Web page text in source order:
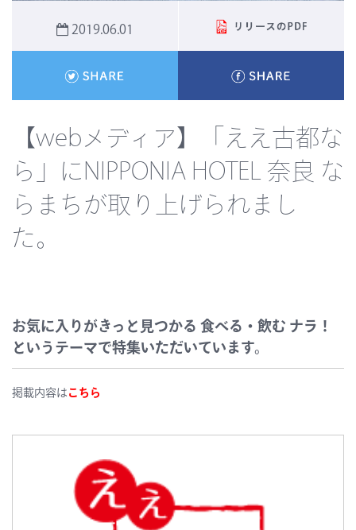
2019.06.01
【webメディア】「ええ古都な
ら」にNIPPONIA HOTEL 奈良 な
らまちが取り上げられまし
た。
お気に入りがきっと見つかる 食べる・飲む ナラ！
というテーマで特集いただいています。
掲載内容は こちら